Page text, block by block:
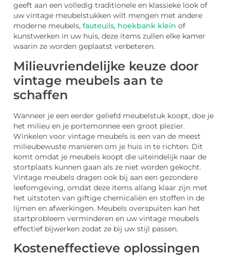
geeft aan een volledig traditionele en klassieke look of
uw vintage meubelstukken wilt mengen met andere
moderne meubels, fauteuils, hoekbank klein of
kunstwerken in uw huis, deze items zullen elke kamer
waarin ze worden geplaatst verbeteren.
Milieuvriendelijke keuze door
vintage meubels aan te
schaffen
Wanneer je een eerder geliefd meubelstuk koopt, doe je
het milieu en je portemonnee een groot plezier.
Winkelen voor vintage meubels is een van de meest
milieubewuste manieren om je huis in te richten. Dit
komt omdat je meubels koopt die uiteindelijk naar de
stortplaats kunnen gaan als ze niet worden gekocht.
Vintage meubels dragen ook bij aan een gezondere
leefomgeving, omdat deze items allang klaar zijn met
het uitstoten van giftige chemicaliën en stoffen in de
lijmen en afwerkingen. Meubels overspuiten kan het
startprobleem verminderen en uw vintage meubels
effectief bijwerken zodat ze bij uw stijl passen.
Kosteneffectieve oplossingen